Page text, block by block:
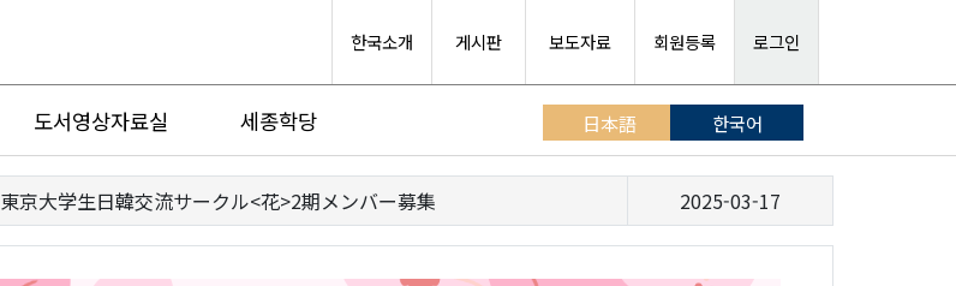
한국소개 게시판 보도자료 회원등록 로그인
도서영상자료실 세종학당 日本語 한국어
東京大学生日韓交流サークル<花>2期メンバー募集 2025-03-17